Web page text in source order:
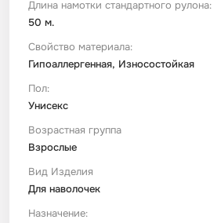
Длина намотки стандартного рулона:
50 м.
Свойство материала:
Гипоаллергенная, Износостойкая
Пол:
Унисекс
Возрастная группа
Взрослые
Вид Изделия
Для наволочек
Назначение: